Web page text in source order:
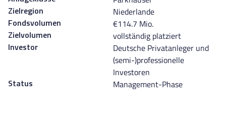
Zielregion Niederlande
Fondsvolumen €114.7 Mio.
Zielvolumen vollständig platziert
Investor
Deutsche Privatanleger und
(semi-)professionelle
Investoren
Status Management-Phase